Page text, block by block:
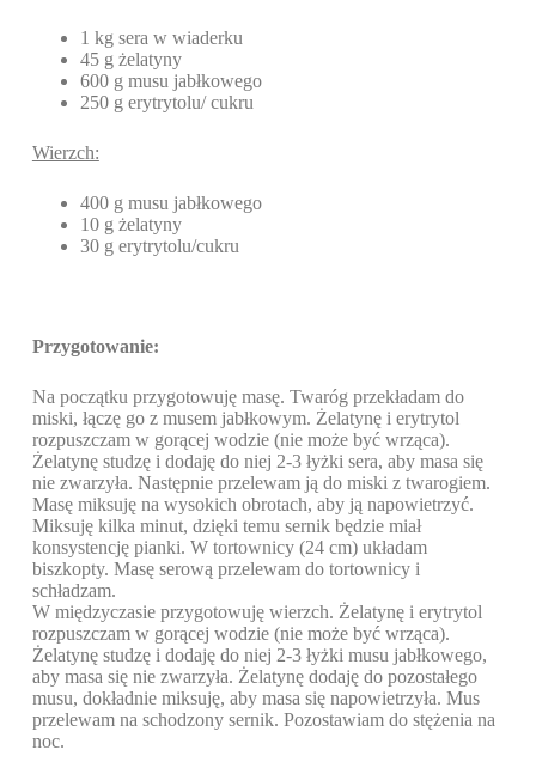
1 kg sera w wiaderku
45 g żelatyny
600 g musu jabłkowego
250 g erytrytolu/ cukru
Wierzch:
400 g musu jabłkowego
10 g żelatyny
30 g erytrytolu/cukru
Przygotowanie:
Na początku przygotowuję masę. Twaróg przekładam do
miski, łączę go z musem jabłkowym. Żelatynę i erytrytol
rozpuszczam w gorącej wodzie (nie może być wrząca).
Żelatynę studzę i dodaję do niej 2-3 łyżki sera, aby masa się
nie zwarzyła. Następnie przelewam ją do miski z twarogiem.
Masę miksuję na wysokich obrotach, aby ją napowietrzyć.
Miksuję kilka minut, dzięki temu sernik będzie miał
konsystencję pianki. W tortownicy (24 cm) układam
biszkopty. Masę serową przelewam do tortownicy i
schładzam.
W międzyczasie przygotowuję wierzch. Żelatynę i erytrytol
rozpuszczam w gorącej wodzie (nie może być wrząca).
Żelatynę studzę i dodaję do niej 2-3 łyżki musu jabłkowego,
aby masa się nie zwarzyła. Żelatynę dodaję do pozostałego
musu, dokładnie miksuję, aby masa się napowietrzyła. Mus
przelewam na schodzony sernik. Pozostawiam do stężenia na
noc.